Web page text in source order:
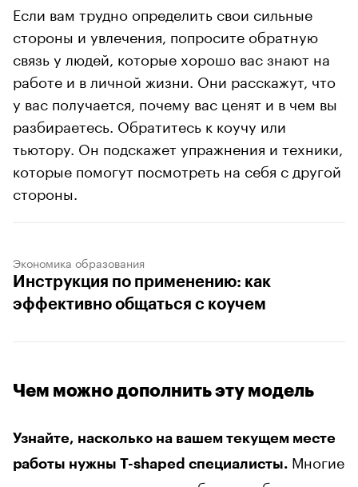
Если вам трудно определить свои сильные
стороны и увлечения, попросите обратную
связь у людей, которые хорошо вас знают на
работе и в личной жизни. Они расскажут, что
у вас получается, почему вас ценят и в чем вы
разбираетесь. Обратитесь к коучу или
тьютору. Он подскажет упражнения и техники,
которые помогут посмотреть на себя с другой
стороны.
Экономика образования
Инструкция по применению: как
эффективно общаться с коучем
Чем можно дополнить эту модель
Узнайте, насколько на вашем текущем месте
работы нужны T-shaped специалисты. Многие